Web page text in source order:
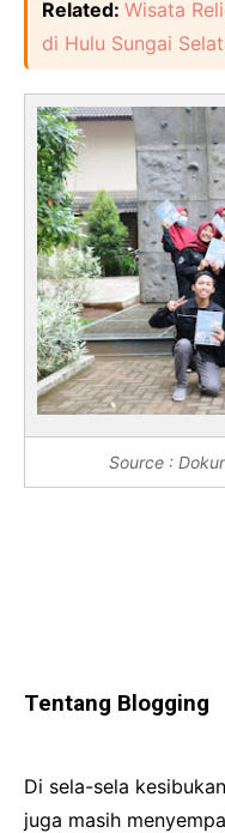
Related: Wisata
di Hulu Sungai
Source :
Tentang Blogging
Di sela-sela
juga masih